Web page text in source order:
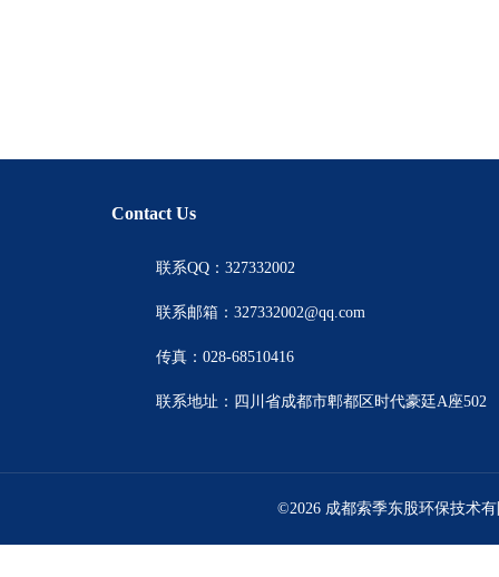
Contact Us
联系QQ：327332002
联系邮箱：327332002@qq.com
传真：028-68510416
联系地址：四川省成都市郫都区时代豪廷A座502
©2026 成都索季东股环保技术